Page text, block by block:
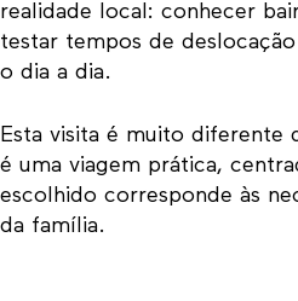
realidade local: conhecer
testar tempos de
o dia a dia.
Esta visita é muito diferente
é uma viagem prática,
escolhido corresponde às
da família.